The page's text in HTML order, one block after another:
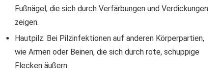
Fußnägel, die sich durch Verfärbungen und Verdickungen
zeigen.
Hautpilz: Bei Pilzinfektionen auf anderen Körperpartien,
wie Armen oder Beinen, die sich durch rote, schuppige
Flecken äußern.